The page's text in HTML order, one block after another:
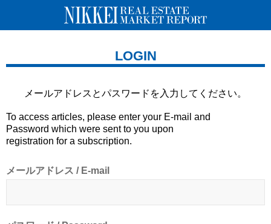
LOGIN
メールアドレスとパスワードを 入力してください。
To access articles, please enter your E-mail and
Password which were sent to you upon
registration for a subscription.
メールアドレス / E-mail